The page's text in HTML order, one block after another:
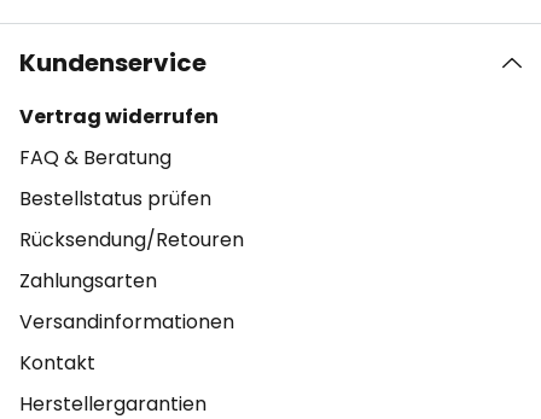
Kundenservice
Vertrag widerrufen
FAQ & Beratung
Bestellstatus prüfen
Rücksendung/Retouren
Zahlungsarten
Versandinformationen
Kontakt
Herstellergarantien